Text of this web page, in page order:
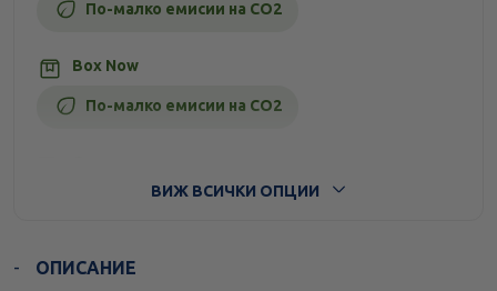
По-малко емисии на CO2
Box Now
По-малко емисии на CO2
ВИЖ ВСИЧКИ ОПЦИИ
ОПИСАНИЕ